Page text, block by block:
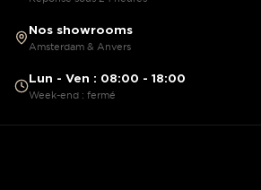
Nos showrooms
Amsterdam & Anvers
Lun - Ven : 08:00 - 18:00
Week-end : fermé